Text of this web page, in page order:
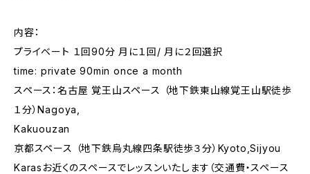
内容：
プライベート １回90分 月に１回/ 月に２回選択
time: private 90min once a month
スペース：名古屋 覚王山スペース （地下鉄東山線覚王山駅徒歩
１分）Nagoya,
Kakuouzan
京都スペース （地下鉄烏丸線四条駅徒歩３分）Kyoto,Sijyou
Karasお近くのスペースでレッスンいたします（交通費・スペース